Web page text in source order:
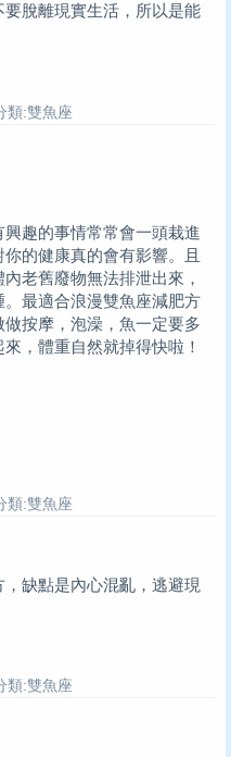
脫離現實生活，所以是能
類:雙魚座
趣的事情常常會一頭栽進
的健康真的會有影響。且
老舊廢物無法排泄出來，
最適合浪漫雙魚座減肥方
按摩，泡澡，魚一定要多
，體重自然就掉得快啦！
類:雙魚座
缺點是內心混亂，逃避現
類:雙魚座